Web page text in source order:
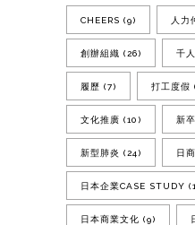
CHEERS (9) 人力
創辦組織 (26) 千
履歷 (7) 打工度假
文化推廣 (10) 新
新型肺炎 (24) 日商
日本企業CASE STUDY
日本商業文化 (9)